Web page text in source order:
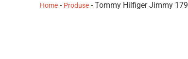
Home - Produse - Tommy Hilfiger Jimmy